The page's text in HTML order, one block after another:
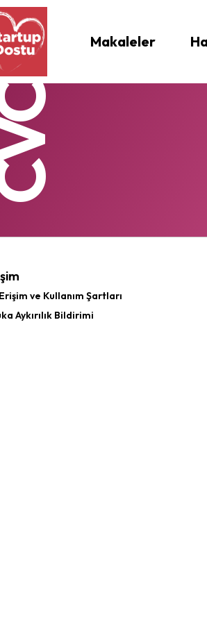
Makaleler
ve Kullanım Şartları
Aykırılık Bildirimi